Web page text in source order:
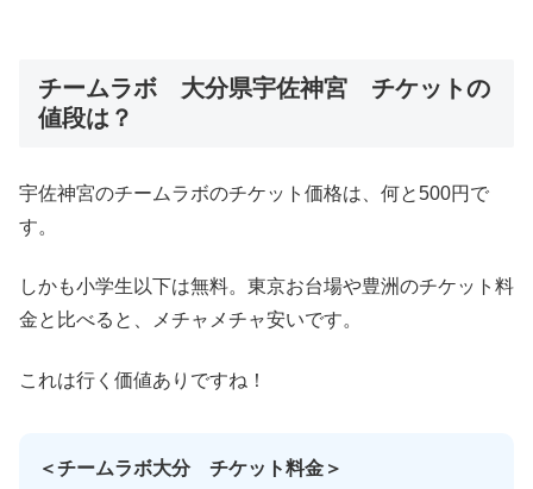
チームラボ 大分県宇佐神宮 チケットの
値段は？
宇佐神宮のチームラボのチケット価格は、何と500円で
す。
しかも小学生以下は無料。東京お台場や豊洲のチケット料
金と比べると、メチャメチャ安いです。
これは行く価値ありですね！
＜チームラボ大分 チケット料金＞